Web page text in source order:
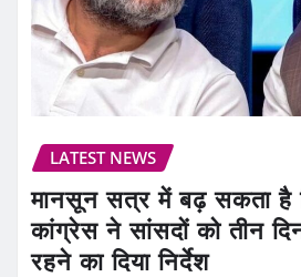
LATEST NEWS
मानसून सत्र में बढ़ सकता है
कांग्रेस ने सांसदों को तीन
रहने का दिया निर्देश